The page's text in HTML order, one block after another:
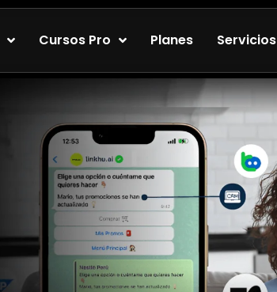
Cursos Pro Planes Servicios